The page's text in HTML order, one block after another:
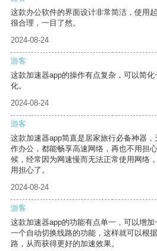
这款办公软件的界面设计非常简洁，使用
很合理，一目了然。
2024-08-24
游客
这款加速器app的操作有点复杂，可以简
化。
2024-08-24
游客
这款加速器app简直是居家旅行必备神器
作办公，都能畅享高速网络，再也不用担
候，经常因为网速慢而无法正常使用网络
用担心了。
2024-08-24
游客
这款加速器app的功能有点单一，可以增
一个自动切换线路的功能，这样就可以根
路，从而获得更好的加速效果。